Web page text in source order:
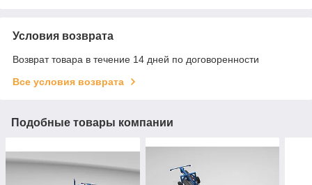
Условия возврата
Возврат товара в течение 14 дней по договоренности
Все условия возврата
Подобные товары компании